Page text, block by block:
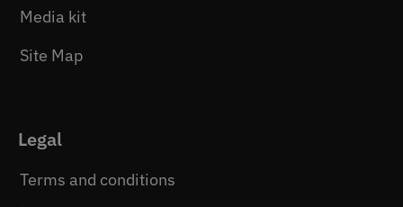
Media kit
Site Map
Legal
Terms and conditions